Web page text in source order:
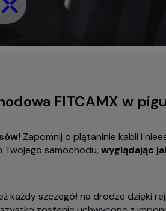
FITCAMX w
Zapomnij o plątaninie kabli i
Twojego samochodu, wyglądając
każdy szczegół na drodze dzięki